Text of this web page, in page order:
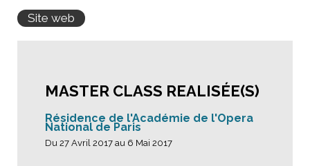
Site web
MASTER CLASS REALISÉE(S)
Résidence de l'Académie de l'Opera
National de Paris
Du 27 Avril 2017 au 6 Mai 2017